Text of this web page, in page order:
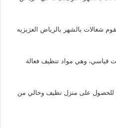
شغالات بالشهر بالرياض العزيزيه
قياسي، وهي مواد تنظيف فعالة
للحصول على منزل نظيف وخالي من